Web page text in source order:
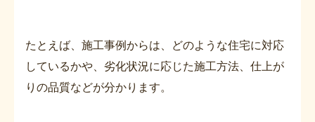
たとえば、施工事例からは、どのような住宅に対応
しているかや、劣化状況に応じた施工方法、仕上が
りの品質などが分かります。